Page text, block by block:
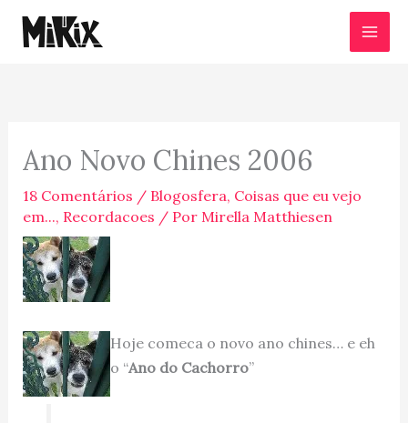
para
Ano Novo Chines 2006
18 Comentários / Blogosfera, Coisas que eu vejo
em..., Recordacoes / Por Mirella Matthiesen
Hoje comeca o novo ano chines… e eh
o “Ano do Cachorro”